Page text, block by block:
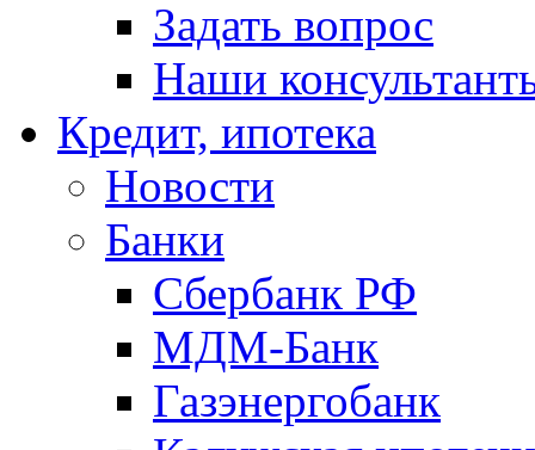
Задать вопрос
Наши
Кредит, ипотека
Новости
Банки
Сбербанк РФ
МДМ-Банк
Газэнергобанк